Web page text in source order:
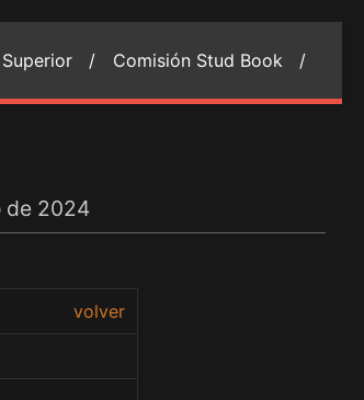
Superior / Comisión Stud Book /
de 2024
volver